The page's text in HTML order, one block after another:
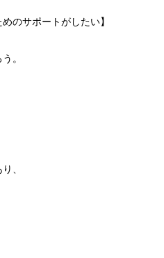
のサポートがしたい】
。
、